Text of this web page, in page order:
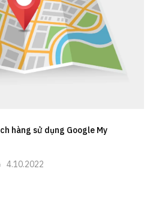
hàng sử dụng Google My
4.10.2022